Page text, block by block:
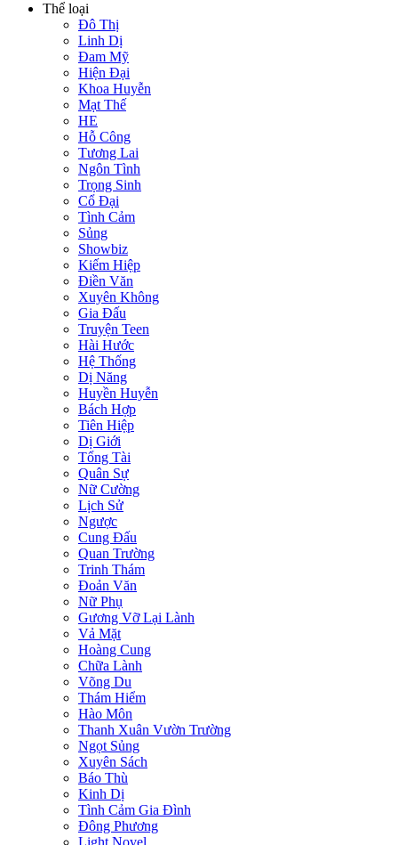
Thể loại
Đô Thị
Linh Dị
Đam Mỹ
Hiện Đại
Khoa Huyễn
Mạt Thế
HE
Hỗ Công
Tương Lai
Ngôn Tình
Trọng Sinh
Cổ Đại
Tình Cảm
Sủng
Showbiz
Kiếm Hiệp
Điền Văn
Xuyên Không
Gia Đấu
Truyện Teen
Hài Hước
Hệ Thống
Dị Năng
Huyền Huyễn
Bách Hợp
Tiên Hiệp
Dị Giới
Tổng Tài
Quân Sự
Nữ Cường
Lịch Sử
Ngược
Cung Đấu
Quan Trường
Trinh Thám
Đoản Văn
Nữ Phụ
Gương Vỡ Lại Lành
Vả Mặt
Hoàng Cung
Chữa Lành
Võng Du
Thám Hiểm
Hào Môn
Thanh Xuân Vườn Trường
Ngọt Sủng
Xuyên Sách
Báo Thù
Kinh Dị
Tình Cảm Gia Đình
Đông Phương